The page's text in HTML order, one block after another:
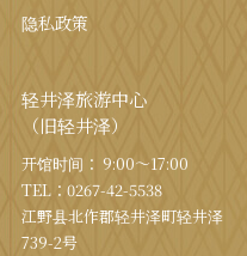
隐私政策
轻井泽旅游中心
（旧轻井泽）
开馆时间： 9:00〜17:00
TEL： 0267-42-5538
江野县北作郡轻井泽町轻井泽
739-2号